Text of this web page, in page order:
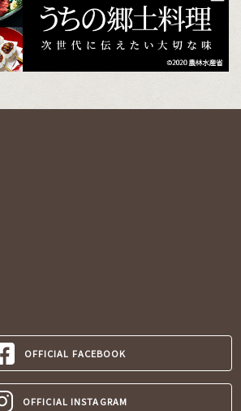
OFFICIAL FACEBOOK
OFFICIAL INSTAGRAM